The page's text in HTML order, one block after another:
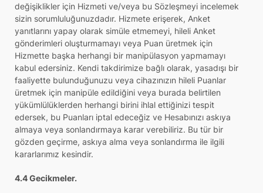
değişiklikler için Hizmeti ve/veya bu Sözleşmeyi incelemek
sizin sorumluluğunuzdadır. Hizmete erişerek, Anket
yanıtlarını yapay olarak simüle etmemeyi, hileli Anket
gönderimleri oluşturmamayı veya Puan üretmek için
Hizmette başka herhangi bir manipülasyon yapmamayı
kabul edersiniz. Kendi takdirimize bağlı olarak, yasadışı bir
faaliyette bulunduğunuzu veya cihazınızın hileli Puanlar
üretmek için manipüle edildiğini veya burada belirtilen
yükümlülüklerden herhangi birini ihlal ettiğinizi tespit
edersek, bu Puanları iptal edeceğiz ve Hesabınızı askıya
almaya veya sonlandırmaya karar verebiliriz. Bu tür bir
gözden geçirme, askıya alma veya sonlandırma ile ilgili
kararlarımız kesindir.
4.4 Gecikmeler.